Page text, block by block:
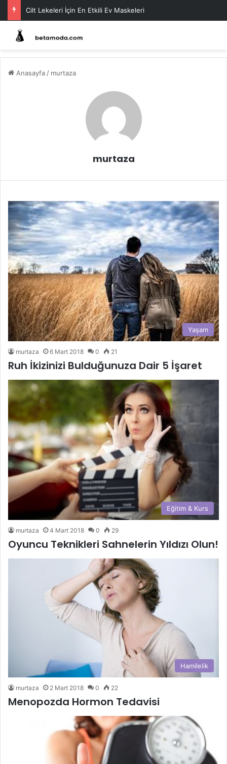
Cilt Lekeleri İçin En Etkili Ev Maskeleri
Anasayfa / murtaza
murtaza
Yaşam
murtaza 6 Mart 2018 0 21
Ruh İkizinizi Bulduğunuza Dair 5 İşaret
Eğitim & Kurs
murtaza 4 Mart 2018 0 29
Oyuncu Teknikleri Sahnelerin Yıldızı Olun!
Hamilelik
murtaza 2 Mart 2018 0 22
Menopozda Hormon Tedavisi